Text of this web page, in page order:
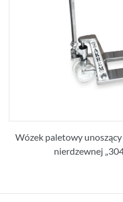
Wózek paletowy
nierdzewnej